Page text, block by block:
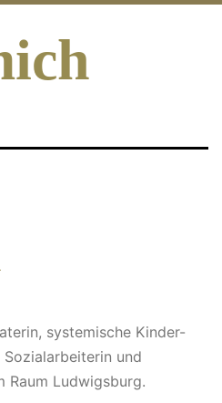
systemische Kinder-
und
Raum Ludwigsburg.